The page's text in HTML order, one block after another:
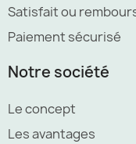
Satisfait ou
Paiement sécurisé
Notre société
Le concept
Les avantages